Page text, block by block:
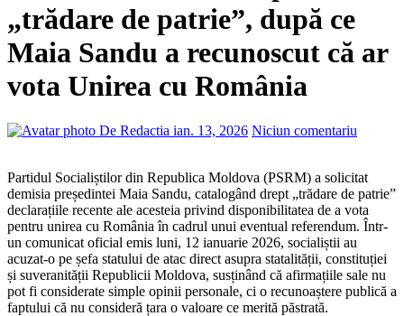
„trădare de patrie”, după ce
Maia Sandu a recunoscut că ar
vota Unirea cu România
De Redactia ian. 13, 2026 Niciun comentariu
Partidul Socialiștilor din Republica Moldova (PSRM) a solicitat
demisia președintei Maia Sandu, catalogând drept „trădare de patrie”
declarațiile recente ale acesteia privind disponibilitatea de a vota
pentru unirea cu România în cadrul unui eventual referendum. Într-
un comunicat oficial emis luni, 12 ianuarie 2026, socialiștii au
acuzat-o pe șefa statului de atac direct asupra statalității, constituției
și suveranității Republicii Moldova, susținând că afirmațiile sale nu
pot fi considerate simple opinii personale, ci o recunoaștere publică a
faptului că nu consideră țara o valoare ce merită păstrată.